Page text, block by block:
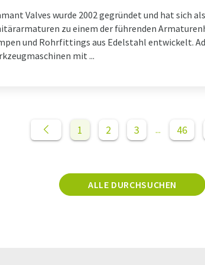
Valves wurde 2002 gegründet und hat sich
zu einem der führenden
und Rohrfittings aus Edelstahl entwickelt.
mit ...
1 2 3 ... 46
ALLE DURCHSUCHEN